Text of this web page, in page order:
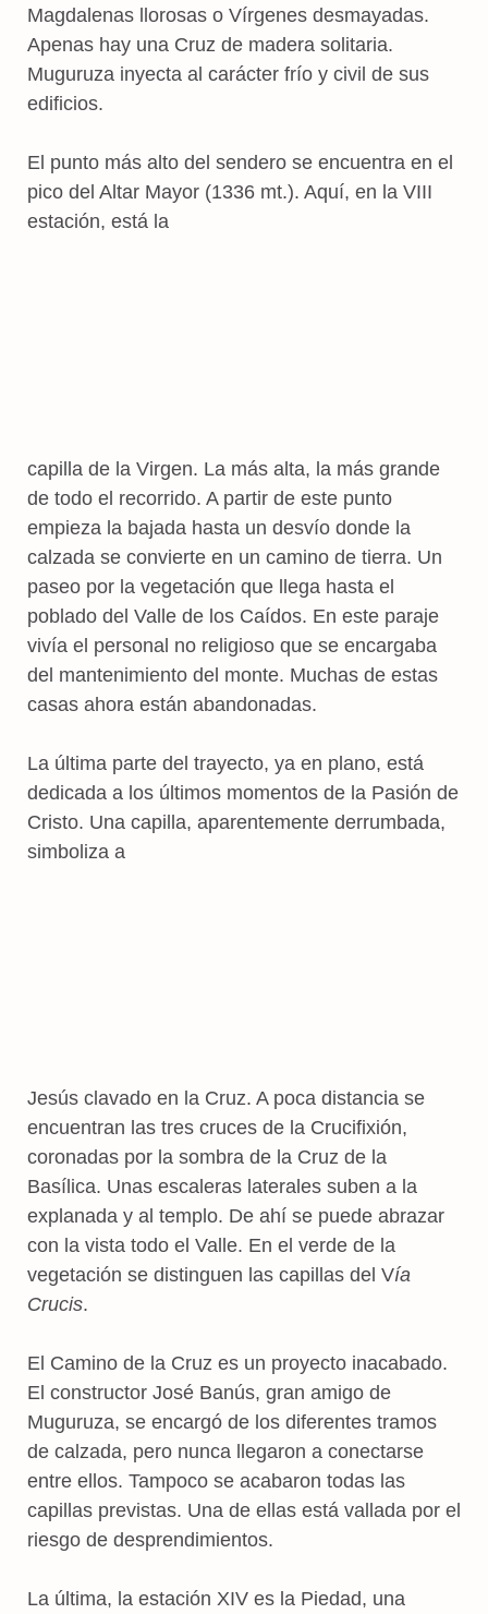
Magdalenas llorosas o Vírgenes desmayadas.
Apenas hay una Cruz de madera solitaria.
Muguruza inyecta al carácter frío y civil de sus
edificios.
El punto más alto del sendero se encuentra en el
pico del Altar Mayor (1336 mt.). Aquí, en la VIII
estación, está la
capilla de la Virgen. La más alta, la más grande
de todo el recorrido. A partir de este punto
empieza la bajada hasta un desvío donde la
calzada se convierte en un camino de tierra. Un
paseo por la vegetación que llega hasta el
poblado del Valle de los Caídos. En este paraje
vivía el personal no religioso que se encargaba
del mantenimiento del monte. Muchas de estas
casas ahora están abandonadas.
La última parte del trayecto, ya en plano, está
dedicada a los últimos momentos de la Pasión de
Cristo. Una capilla, aparentemente derrumbada,
simboliza a
Jesús clavado en la Cruz. A poca distancia se
encuentran las tres cruces de la Crucifixión,
coronadas por la sombra de la Cruz de la
Basílica. Unas escaleras laterales suben a la
explanada y al templo. De ahí se puede abrazar
con la vista todo el Valle. En el verde de la
vegetación se distinguen las capillas del Vía
Crucis.
El Camino de la Cruz es un proyecto inacabado.
El constructor José Banús, gran amigo de
Muguruza, se encargó de los diferentes tramos
de calzada, pero nunca llegaron a conectarse
entre ellos. Tampoco se acabaron todas las
capillas previstas. Una de ellas está vallada por el
riesgo de desprendimientos.
La última, la estación XIV es la Piedad, una